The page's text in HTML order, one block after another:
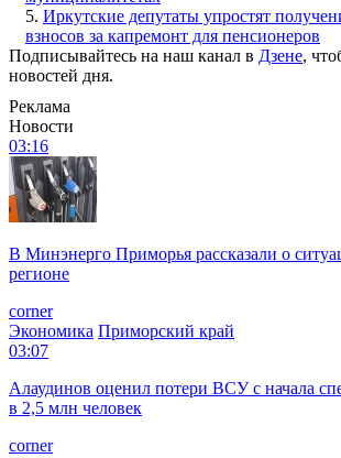
5. Иркутские депутаты упростят
взносов за капремонт для пенсионеров
Подписывайтесь на наш канал в Дзене,
новостей дня.
Реклама
Новости
03:16
В Минэнерго Приморья рассказали о
регионе
corner
Экономика Приморский край
03:07
Алаудинов оценил потери ВСУ с начала
в 2,5 млн человек
corner